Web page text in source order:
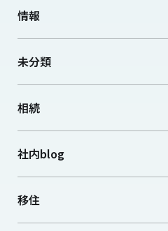
情報
未分類
相続
社内blog
移住